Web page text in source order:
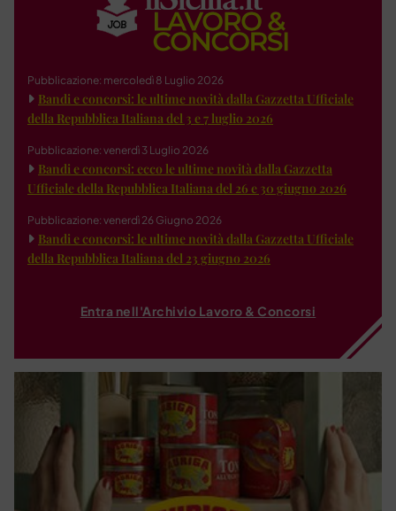
Pubblicazione: mercoledì 8 Luglio 2026
Bandi e concorsi: le ultime novità dalla Gazzetta Ufficiale
della Repubblica Italiana del 3 e 7 luglio 2026
Pubblicazione: venerdì 3 Luglio 2026
Bandi e concorsi: ecco le ultime novità dalla Gazzetta
Ufficiale della Repubblica Italiana del 26 e 30 giugno 2026
Pubblicazione: venerdì 26 Giugno 2026
Bandi e concorsi: le ultime novità dalla Gazzetta Ufficiale
della Repubblica Italiana del 23 giugno 2026
Entra nell'Archivio Lavoro & Concorsi